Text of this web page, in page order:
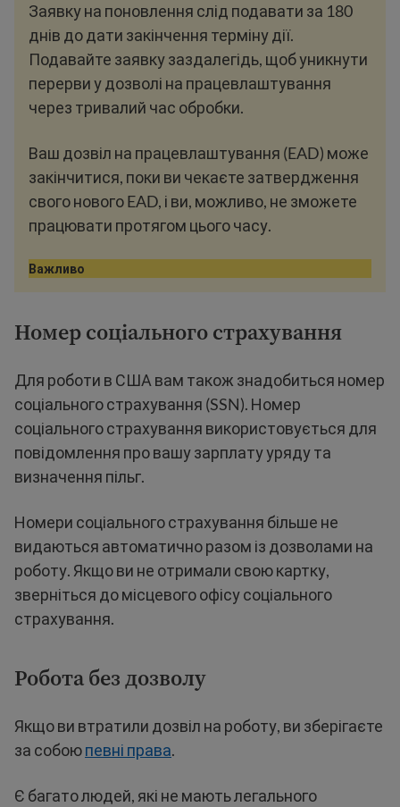
Заявку на поновлення слід подавати за 180
днів до дати закінчення терміну дії.
Подавайте заявку заздалегідь, щоб уникнути
перерви у дозволі на працевлаштування
через тривалий час обробки.
Ваш дозвіл на працевлаштування (EAD) може
закінчитися, поки ви чекаєте затвердження
свого нового EAD, і ви, можливо, не зможете
працювати протягом цього часу.
Важливо
Номер соціального страхування
Для роботи в США вам також знадобиться номер
соціального страхування (SSN). Номер
соціального страхування використовується для
повідомлення про вашу зарплату уряду та
визначення пільг.
Номери соціального страхування більше не
видаються автоматично разом із дозволами на
роботу. Якщо ви не отримали свою картку,
зверніться до місцевого офісу соціального
страхування.
Робота без дозволу
Якщо ви втратили дозвіл на роботу, ви зберігаєте
за собоюпевні права.
Є багато людей, які не мають легального